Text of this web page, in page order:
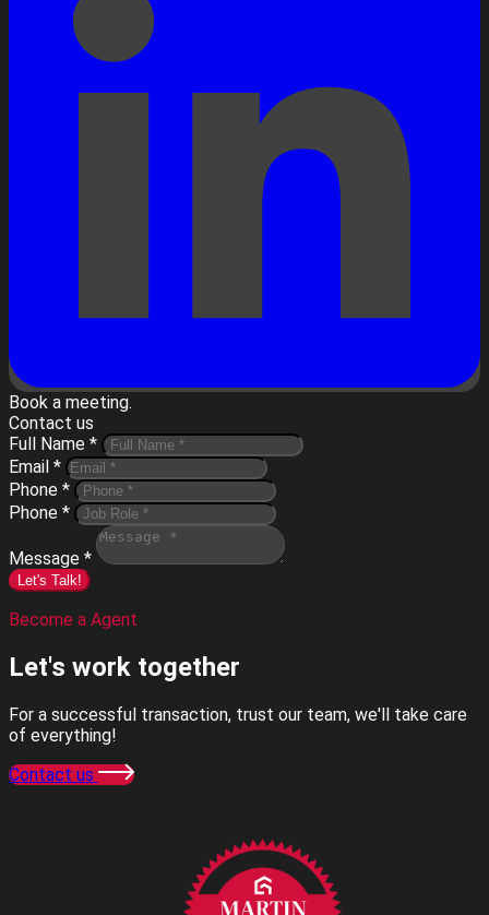
Book a meeting.
Contact us
Full Name *
Email *
Phone *
Phone *
Message *
Let's Talk!
Become a Agent
Let's work together
For a successful transaction, trust our team, we'll take care
of everything!
Contact us